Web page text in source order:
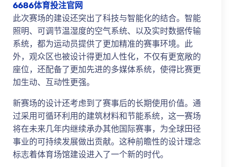
6686体育投注官网
此次赛场的建设还突出了科技与智能化的结合。智能
照明、可调节温湿度的空气系统、以及实时数据传输
系统，都为运动员提供了更加精准的赛事环境。此
外，观众区也被设计得更加人性化，不仅有更宽敞的
座位，还配备了更加先进的多媒体系统，使得比赛更
加生动、互动性更强。
新赛场的设计还考虑到了赛事后的长期使用价值。通
过采用可循环利用的建筑材料和节能系统，这一赛场
将在未来几年内继续承办其他国际赛事，为全球田径
事业的可持续发展做出贡献。这种前瞻性的设计理念
标志着体育场馆建设进入了一个新的时代。